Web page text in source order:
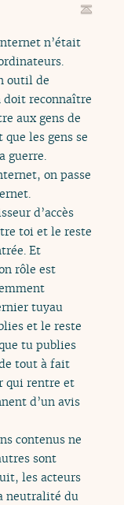
n’était
outil de
doit reconnaître
aux gens de
les gens se
guerre.
on passe
d’accès
toi et le reste
Et
rôle est
tuyau
et le reste
tu publies
tout à fait
qui rentre et
d’un avis
contenus ne
sont
les acteurs
neutralité du